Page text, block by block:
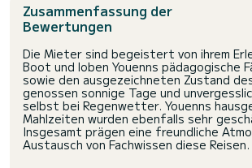
Zusammenfassung der
Bewertungen
Die Mieter sind begeistert von ihrem
Boot und loben Youenns pädagogische
sowie den ausgezeichneten Zustand
genossen sonnige Tage und
selbst bei Regenwetter. Youenns
Mahlzeiten wurden ebenfalls sehr
Insgesamt prägen eine freundliche
Austausch von Fachwissen diese Reisen.